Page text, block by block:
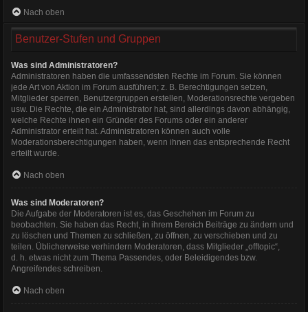
Nach oben
Benutzer-Stufen und Gruppen
Was sind Administratoren?
Administratoren haben die umfassendsten Rechte im Forum. Sie können
jede Art von Aktion im Forum ausführen; z. B. Berechtigungen setzen,
Mitglieder sperren, Benutzergruppen erstellen, Moderationsrechte vergeben
usw. Die Rechte, die ein Administrator hat, sind allerdings davon abhängig,
welche Rechte ihnen ein Gründer des Forums oder ein anderer
Administrator erteilt hat. Administratoren können auch volle
Moderationsberechtigungen haben, wenn ihnen das entsprechende Recht
erteilt wurde.
Nach oben
Was sind Moderatoren?
Die Aufgabe der Moderatoren ist es, das Geschehen im Forum zu
beobachten. Sie haben das Recht, in ihrem Bereich Beiträge zu ändern und
zu löschen und Themen zu schließen, zu öffnen, zu verschieben und zu
teilen. Üblicherweise verhindern Moderatoren, dass Mitglieder „offtopic“,
d. h. etwas nicht zum Thema Passendes, oder Beleidigendes bzw.
Angreifendes schreiben.
Nach oben